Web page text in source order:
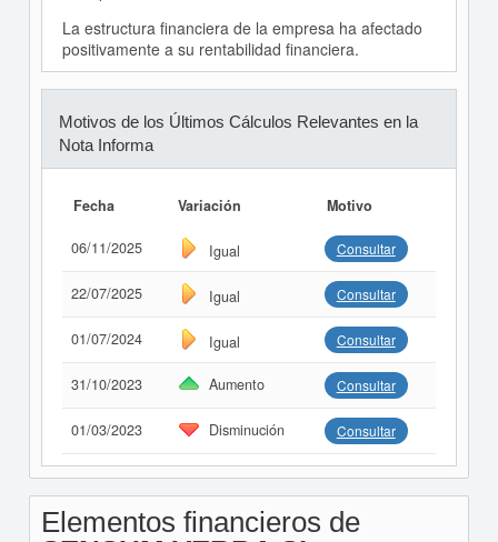
La estructura financiera de la empresa ha afectado
positivamente a su rentabilidad financiera.
Motivos de los Últimos Cálculos Relevantes en la
Nota Informa
Fecha Variación Motivo
06/11/2025 Igual Consultar
22/07/2025 Igual Consultar
01/07/2024 Igual Consultar
31/10/2023 Aumento Consultar
01/03/2023 Disminución Consultar
Elementos financieros de